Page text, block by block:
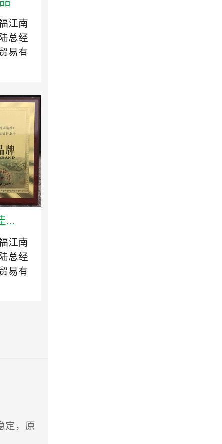
江南
总经
易有
...
江南
总经
易有
定，原